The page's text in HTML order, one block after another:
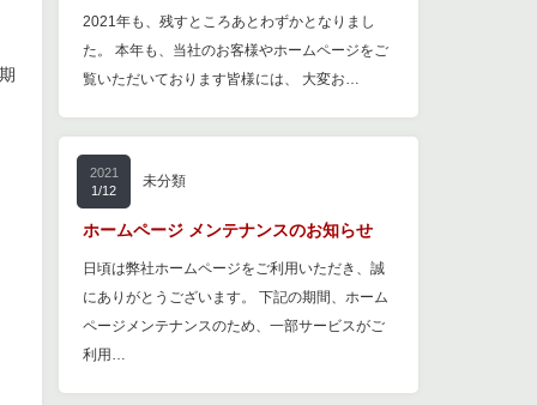
2021年も、残すところあとわずかとなりまし
た。 本年も、当社のお客様やホームページをご
覧いただいております皆様には、 大変お…
2021
1/12
未分類
ホームページ メンテナンスのお知らせ
日頃は弊社ホームページをご利用いただき、誠
にありがとうございます。 下記の期間、ホーム
ページメンテナンスのため、一部サービスがご
利用…